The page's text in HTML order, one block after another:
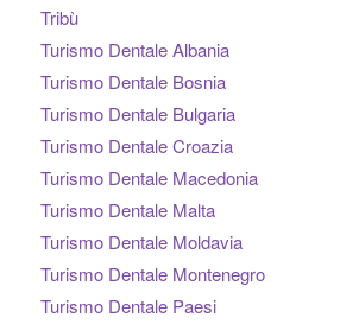
Tribù
Turismo Dentale Albania
Turismo Dentale Bosnia
Turismo Dentale Bulgaria
Turismo Dentale Croazia
Turismo Dentale Macedonia
Turismo Dentale Malta
Turismo Dentale Moldavia
Turismo Dentale Montenegro
Turismo Dentale Paesi